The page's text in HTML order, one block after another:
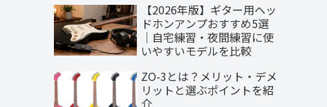
【2026年版】ギター用ヘッ
ドホンアンプおすすめ5選
｜自宅練習・夜間練習に使
いやすいモデルを比較
ZO-3とは？メリット・デメ
リットと選ぶポイントを紹
介